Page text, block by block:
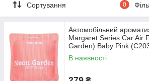
Сортування 0
Автомобільний
Margaret Series Car Air
Garden) Baby Pink
В наявності